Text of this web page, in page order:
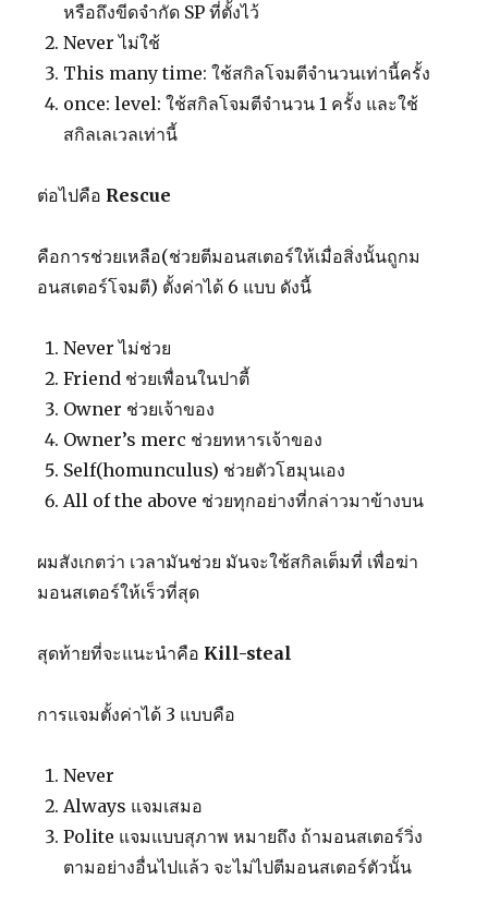
หรือถึงขีดจำกัด SP ที่ตั้งไว้
Never ไม่ใช้
This many time: ใช้สกิลโจมตีจำนวนเท่านี้ครั้ง
once: level: ใช้สกิลโจมตีจำนวน 1 ครั้ง และใช้
สกิลเลเวลเท่านี้
ต่อไปคือ Rescue
คือการช่วยเหลือ(ช่วยตีมอนสเตอร์ให้เมื่อสิ่งนั้นถูกม
อนสเตอร์โจมตี) ตั้งค่าได้ 6 แบบ ดังนี้
Never ไม่ช่วย
Friend ช่วยเพื่อนในปาตี้
Owner ช่วยเจ้าของ
Owner’s merc ช่วยทหารเจ้าของ
Self(homunculus) ช่วยตัวโฮมุนเอง
All of the above ช่วยทุกอย่างที่กล่าวมาข้างบน
ผมสังเกตว่า เวลามันช่วย มันจะใช้สกิลเต็มที่ เพื่อฆ่า
มอนสเตอร์ให้เร็วที่สุด
สุดท้ายที่จะแนะนำคือ Kill-steal
การแจมตั้งค่าได้ 3 แบบคือ
Never
Always แจมเสมอ
Polite แจมแบบสุภาพ หมายถึง ถ้ามอนสเตอร์วิ่ง
ตามอย่างอื่นไปแล้ว จะไม่ไปตีมอนสเตอร์ตัวนั้น